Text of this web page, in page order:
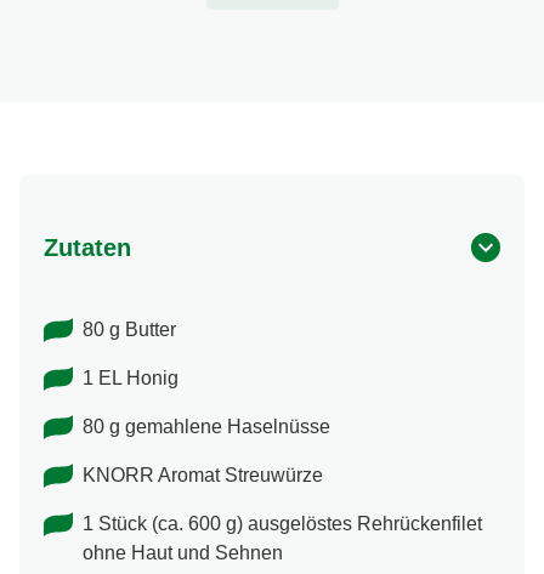
Zutaten
80 g Butter
1 EL Honig
80 g gemahlene Haselnüsse
KNORR Aromat Streuwürze
1 Stück (ca. 600 g) ausgelöstes Rehrückenfilet
ohne Haut und Sehnen